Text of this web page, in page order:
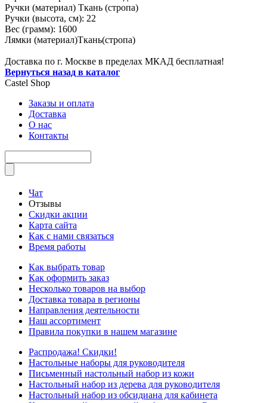
Ручки (материал) Ткань (стропа)
Ручки (высота, см): 22
Вес (грамм): 1600
Лямки (материал)Ткань(стропа)
Доставка по г. Москве в пределах МКАД бесплатная!
Вернуться назад в каталог
Castel Shop
Заказы и оплата
Доставка
О нас
Контакты
Чат
Отзывы
Скидки акции
Карта сайта
Как с нами связаться
Время работы
Как выбрать товар
Как оформить заказ
Несколько товаров на выбор
Доставка товара в регионы
Направления деятельности
Наш ассортимент
Правила покупки в нашем магазине
Распродажа! Скидки!
Настольные наборы для руководителя
Письменный настольный набор из кожи
Настольный набор из дерева для руководителя
Настольный набор из обсидиана для кабинета